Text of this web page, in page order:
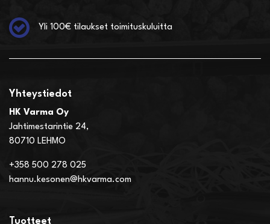
Yli 100€ tilaukset toimituskuluitta
Yhteystiedot
HK Varma Oy
Jahtimestarintie 24,
80710 LEHMO
+358 500 278 025
hannu.kesonen@hkvarma.com
Tuotteet